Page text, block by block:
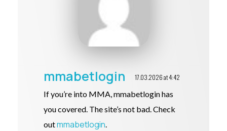
mmabetlogin 17.03.2026 at 4:42
If you’re into MMA, mmabetlogin has
you covered. The site’s not bad. Check
outmmabetlogin.